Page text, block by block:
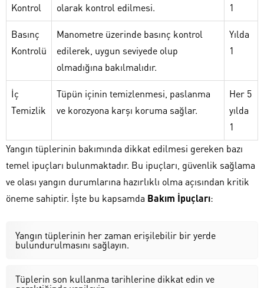
Kontrol
olarak kontrol edilmesi.
1
Basınç
Kontrolü
Manometre üzerinde basınç kontrol
edilerek, uygun seviyede olup
olmadığına bakılmalıdır.
Yılda
1
İç
Temizlik
Tüpün içinin temizlenmesi, paslanma
ve korozyona karşı koruma sağlar.
Her 5
yılda
1
Yangın tüplerinin bakımında dikkat edilmesi gereken bazı
temel ipuçları bulunmaktadır. Bu ipuçları, güvenlik sağlama
ve olası yangın durumlarına hazırlıklı olma açısından kritik
öneme sahiptir. İşte bu kapsamda Bakım İpuçları:
Yangın tüplerinin her zaman erişilebilir bir yerde
bulundurulmasını sağlayın.
Tüplerin son kullanma tarihlerine dikkat edin ve